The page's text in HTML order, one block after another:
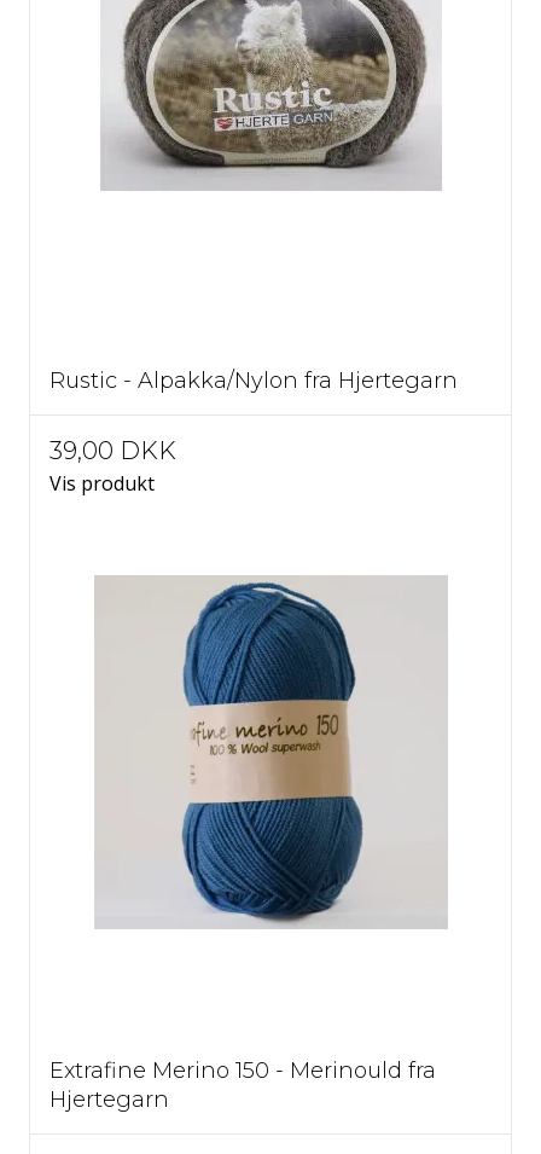
298 Lys akvamarin 299 Mørk Aquamarine
Rustic - Alpakka/Nylon fra Hjertegarn
39,00 DKK
Vis produkt
Extrafine Merino 150 - Merinould fra
Hjertegarn